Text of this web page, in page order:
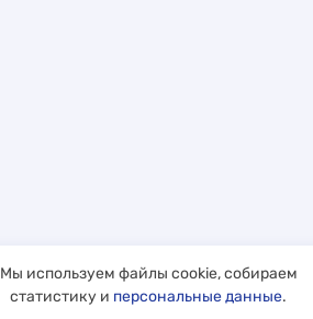
Мы используем файлы cookie, собираем
статистику и персональные данные.